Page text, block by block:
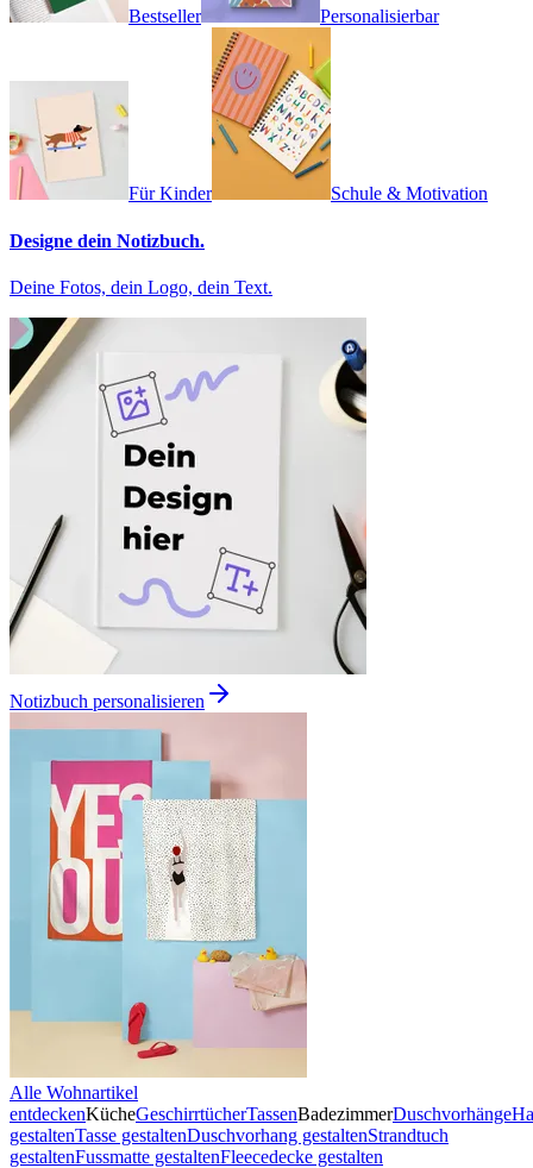
Bestseller Personalisierbar
Für Kinder Schule & Motivation
Designe dein Notizbuch.
Deine Fotos, dein Logo, dein Text.
Notizbuch personalisieren
Alle Wohnartikel
entdeckenKücheGeschirrtücherTassenBadezimmerDuschvorhänge
gestaltenTasse gestaltenDuschvorhang gestaltenStrandtuch
gestaltenFussmatte gestaltenFleecedecke gestalten